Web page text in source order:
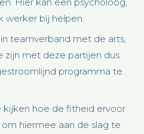
werker bij helpen.
teamverband met de arts,
zijn met deze partijen dus
programma te
kijken hoe de fitheid ervoor
hiermee aan de slag te